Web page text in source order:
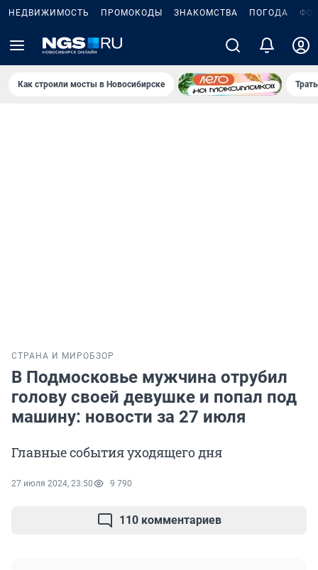
НЕДВИЖИМОСТЬ ПРОМОКОДЫ ЗНАКОМСТВА ПОГОДА
Как строили мосты в Новосибирске
СТРАНА И МИРОБЗОР
В Подмосковье мужчина отрубил
голову своей девушке и попал под
машину: новости за 27 июля
Главные события уходящего дня
27 июля 2024, 23:50 9 790
110 комментариев